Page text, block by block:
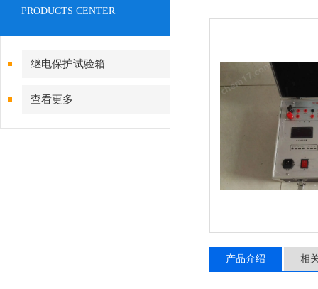
PRODUCTS CENTER
继电保护试验箱
查看更多
产品介绍 相